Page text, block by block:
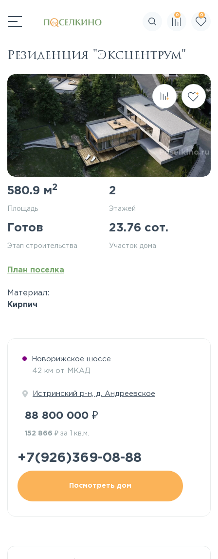
Поиск по сайту
0 0
Резиденция "Эксцентрум"
580.9 м2
Площадь
2
Этажей
Готов
Этап строительства
23.76 сот.
Участок дома
План поселка
Материал:
Кирпич
Новорижское шоссе
42 км от МКАД
Истринский р-н, д. Андреевское
88 800 000 ₽
152 866 ₽ за 1 кв.м.
+7(926)369-08-88
Посмотреть дом